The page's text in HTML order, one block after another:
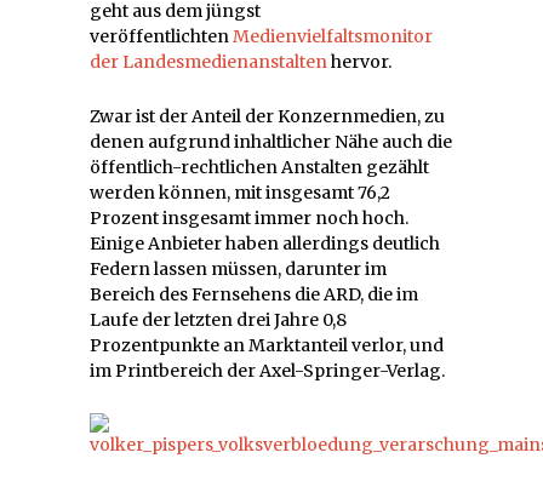
geht aus dem jüngst
veröffentlichtenMedienvielfaltsmonitor
der Landesmedienanstaltenhervor.
Zwar ist der Anteil der Konzernmedien, zu
denen aufgrund inhaltlicher Nähe auch die
öffentlich-rechtlichen Anstalten gezählt
werden können, mit insgesamt 76,2
Prozent insgesamt immer noch hoch.
Einige Anbieter haben allerdings deutlich
Federn lassen müssen, darunter im
Bereich des Fernsehens die ARD, die im
Laufe der letzten drei Jahre 0,8
Prozentpunkte an Marktanteil verlor, und
im Printbereich der Axel-Springer-Verlag.